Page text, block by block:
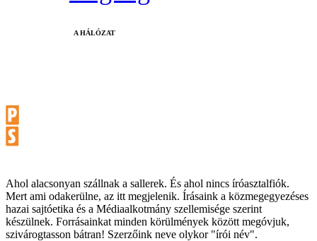
A HÁLÓZAT
Ahol alacsonyan szállnak a sallerek. És ahol nincs íróasztalfiók.
Mert ami odakerülne, az itt megjelenik. Írásaink a közmegegyezéses
hazai sajtóetika és a Médiaalkotmány szellemisége szerint
készülnek. Forrásainkat minden körülmények között megóvjuk,
szivárogtasson bátran! Szerzőink neve olykor "írói név".